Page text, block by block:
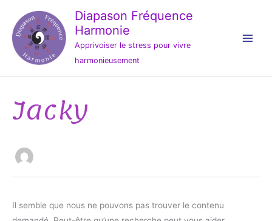
contenu
Diapason Fréquence
Harmonie
Apprivoiser le stress pour vivre
harmonieusement
Jacky
Il semble que nous ne pouvons pas trouver le contenu